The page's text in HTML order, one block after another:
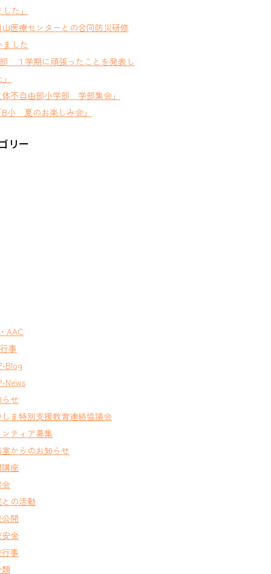
た」
山医療センターとの合同防災研修
ました
部 １学期に頑張ったことを発表し
体不自由部小学部 学部集会」
小 夏のお楽しみ会」
リー
AAC
事
Blog
News
せ
しま特別支援教育連絡協議会
ティア募集
からのお知らせ
座
の活動
開
全
事